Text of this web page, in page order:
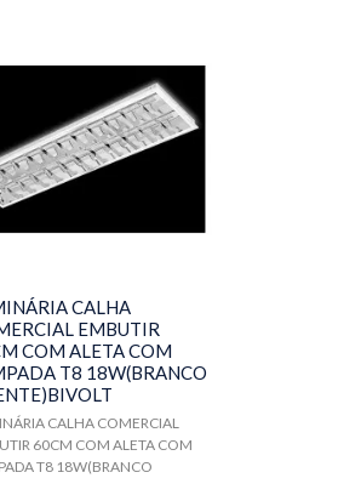
CALHA
EMBUTIR
COM ALETA COM
T8 18W(BRANCO
CALHA COMERCIAL
60CM COM ALETA COM
T8 18W(BRANCO